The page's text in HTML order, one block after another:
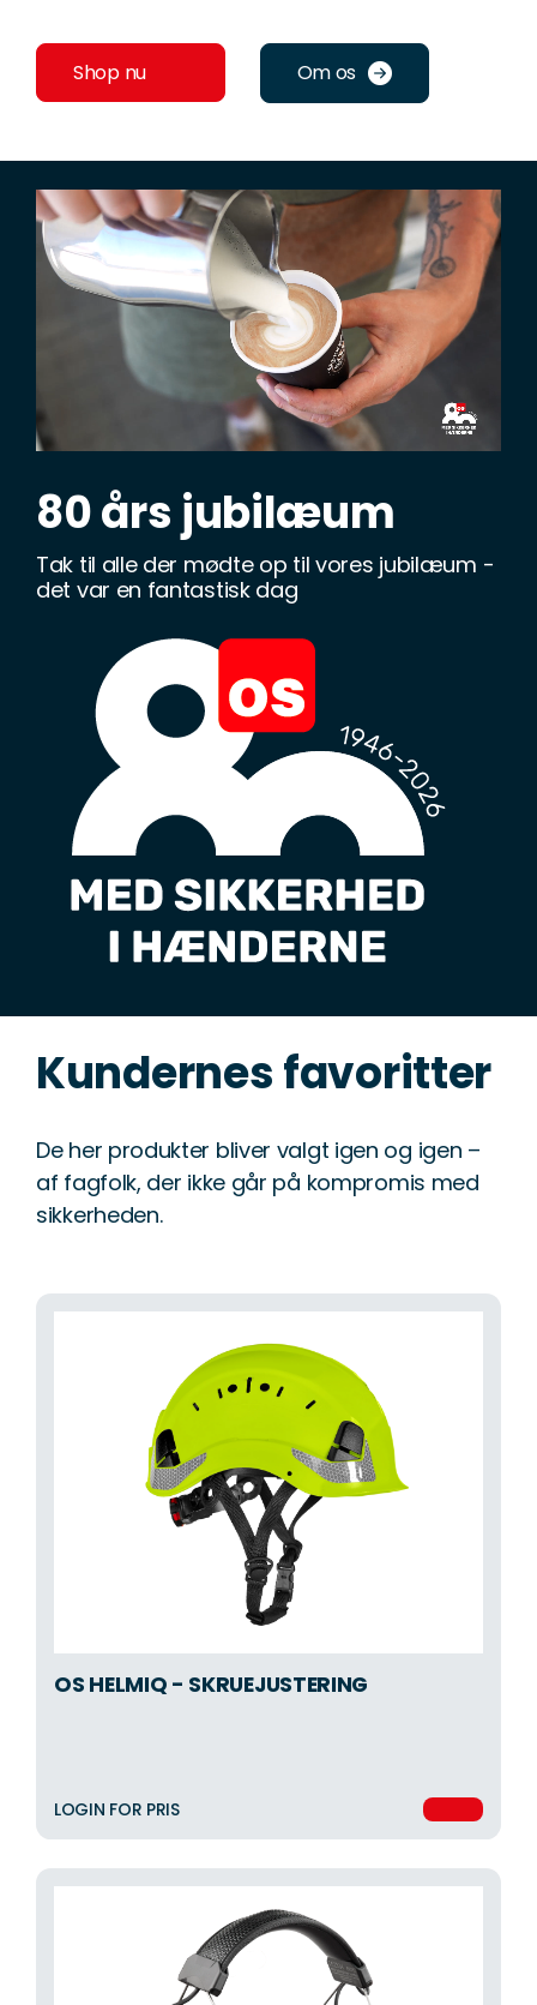
Shop nu Om os
80 års jubilæum
Tak til alle der mødte op til vores jubilæum -
det var en fantastisk dag
Kundernes favoritter
De her produkter bliver valgt igen og igen –
af fagfolk, der ikke går på kompromis med
sikkerheden.
OS HELMIQ - SKRUEJUSTERING
LOGIN FOR PRIS